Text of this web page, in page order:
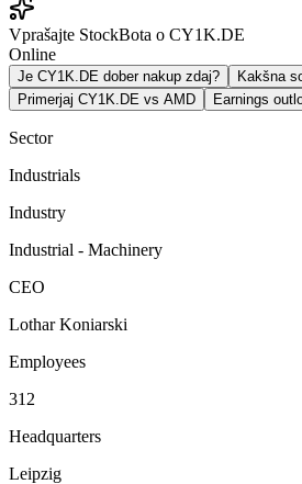
Vprašajte StockBota o CY1K.DE
Online
Je CY1K.DE dober nakup zdaj?
Kakšna
Primerjaj CY1K.DE vs AMD
Earnings
Sector
Industrials
Industry
Industrial - Machinery
CEO
Lothar Koniarski
Employees
312
Headquarters
Leipzig